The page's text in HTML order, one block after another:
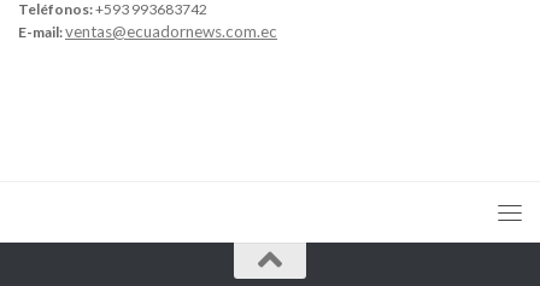
Teléfonos:+593 993683742
E-mail:ventas@ecuadornews.com.ec